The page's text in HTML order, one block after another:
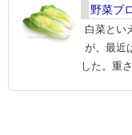
野菜ブ
白菜とい
が、最近
した。重